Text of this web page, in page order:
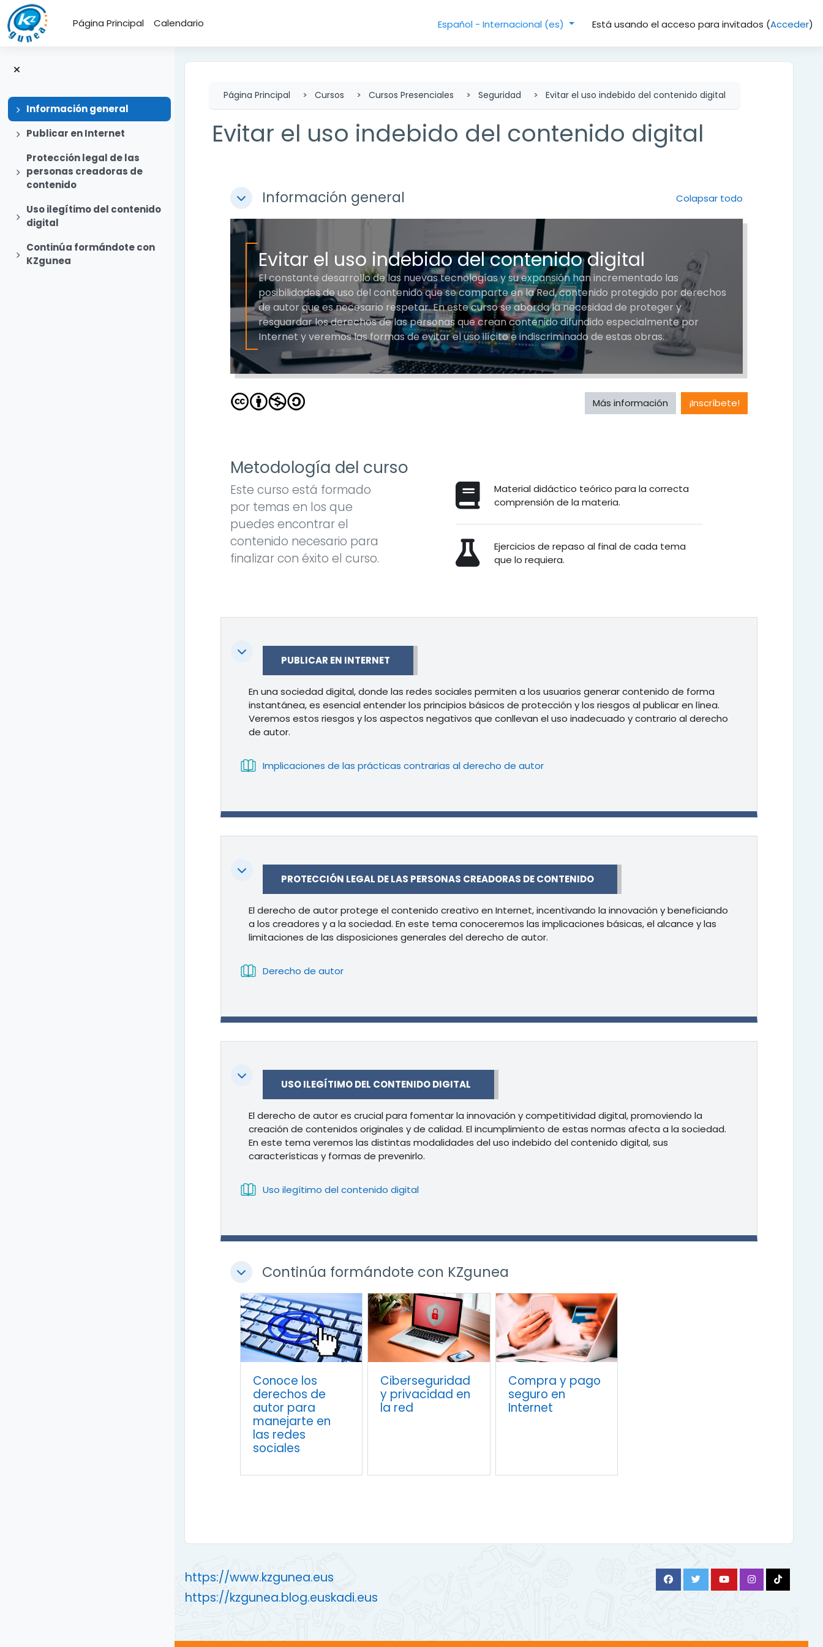
Salta al contenido principal
Página Principal
Calendario Español - Internacional ‎(es)‎ Está usando el acceso para invitados (Acceder)
Expandir
Información general
Expandir
Publicar en Internet
Expandir
Protección legal de las
personas creadoras de
contenido
Expandir
Uso ilegítimo del contenido
digital
Expandir
Continúa formándote con
KZgunea
Página Principal Cursos Cursos Presenciales Seguridad Evitar el uso indebido del contenido digital
Evitar el uso indebido del contenido digital
Perfilado de sección
ColapsarInformación general Colapsar todo
Evitar el uso indebido del contenido digital
El constante desarrollo de las nuevas tecnologías y su expansión han incrementado las
posibilidades de uso del contenido que se comparte en la Red, contenido protegido por derechos
de autor que es necesario respetar. En este curso se aborda la necesidad de proteger y
resguardar los derechos de las personas que crean contenido difundido especialmente por
Internet y veremos las formas de evitar el uso ilícito e indiscriminado de estas obras.
Más información ¡Inscríbete!
Metodología del curso
Este curso está formado
por temas en los que
puedes encontrar el
contenido necesario para
finalizar con éxito el curso.
Material didáctico teórico para la correcta
comprensión de la materia.
Ejercicios de repaso al final de cada tema
que lo requiera.
Colapsar PUBLICAR EN INTERNET
En una sociedad digital, donde las redes sociales permiten a los usuarios generar contenido de forma
instantánea, es esencial entender los principios básicos de protección y los riesgos al publicar en línea.
Veremos estos riesgos y los aspectos negativos que conllevan el uso inadecuado y contrario al derecho
de autor.
Implicaciones de las prácticas contrarias al derecho de autorLibro
Colapsar PROTECCIÓN LEGAL DE LAS PERSONAS CREADORAS DE CONTENIDO
El derecho de autor protege el contenido creativo en Internet, incentivando la innovación y beneficiando
a los creadores y a la sociedad. En este tema conoceremos las implicaciones básicas, el alcance y las
limitaciones de las disposiciones generales del derecho de autor.
Derecho de autorLibro
Colapsar USO ILEGÍTIMO DEL CONTENIDO DIGITAL
El derecho de autor es crucial para fomentar la innovación y competitividad digital, promoviendo la
creación de contenidos originales y de calidad. El incumplimiento de estas normas afecta a la sociedad.
En este tema veremos las distintas modalidades del uso indebido del contenido digital, sus
características y formas de prevenirlo.
Uso ilegítimo del contenido digitalLibro
ColapsarContinúa formándote con KZgunea
Conoce los
derechos de
autor para
manejarte en
las redes
sociales
Ciberseguridad
y privacidad en
la red
Compra y pago
seguro en
Internet
https://www.kzgunea.eus
https://kzgunea.blog.euskadi.eus